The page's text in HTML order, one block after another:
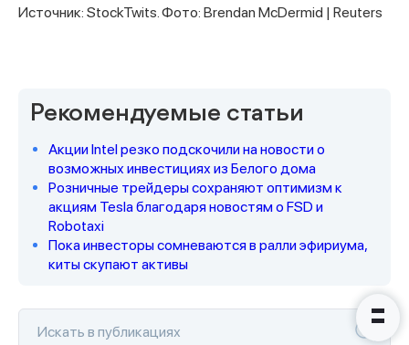
Источник: StockTwits. Фото: Brendan McDermid | Reuters
Рекомендуемые статьи
Акции Intel резко подскочили на новости о
возможных инвестициях из Белого дома
Розничные трейдеры сохраняют оптимизм к
акциям Tesla благодаря новостям о FSD и
Robotaxi
Пока инвесторы сомневаются в ралли эфириума,
киты скупают активы
Наши консультанты свяжутся с